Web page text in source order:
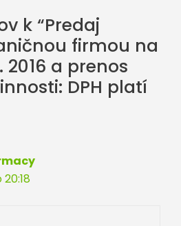
k “Predaj
firmou na
2016 a prenos
DPH platí